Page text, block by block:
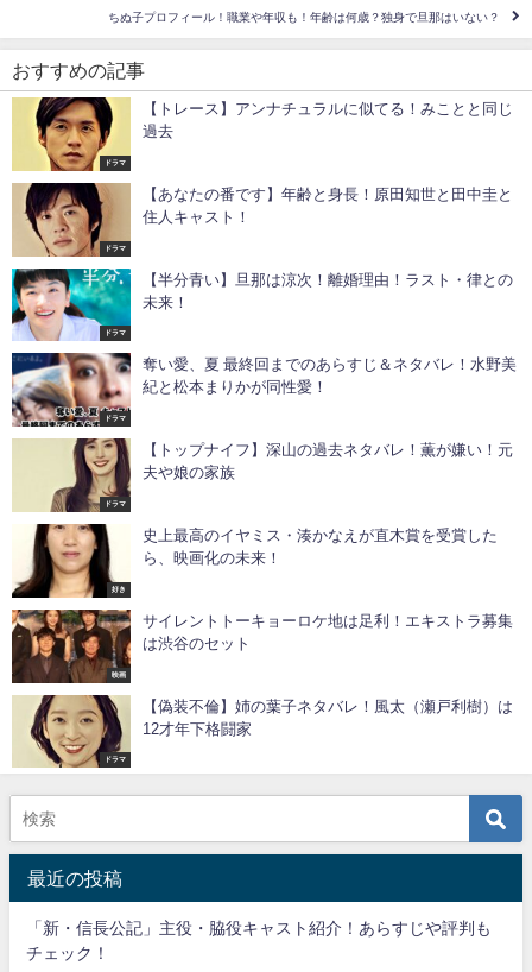
ちぬ子プロフィール！職業や年収も！年齢は何歳？独身で旦那はいない？
おすすめの記事
ドラマ
【トレース】アンナチュラルに似てる！みことと同じ
過去
ドラマ
【あなたの番です】年齢と身長！原田知世と田中圭と
住人キャスト！
ドラマ
【半分青い】旦那は涼次！離婚理由！ラスト・律との
未来！
ドラマ
奪い愛、夏 最終回までのあらすじ＆ネタバレ！水野美
紀と松本まりかが同性愛！
ドラマ
【トップナイフ】深山の過去ネタバレ！薫が嫌い！元
夫や娘の家族
好き
史上最高のイヤミス・湊かなえが直木賞を受賞した
ら、映画化の未来！
映画
サイレントトーキョーロケ地は足利！エキストラ募集
は渋谷のセット
ドラマ
【偽装不倫】姉の葉子ネタバレ！風太（瀬戸利樹）は
12才年下格闘家
最近の投稿
「新・信長公記」主役・脇役キャスト紹介！あらすじや評判も
チェック！